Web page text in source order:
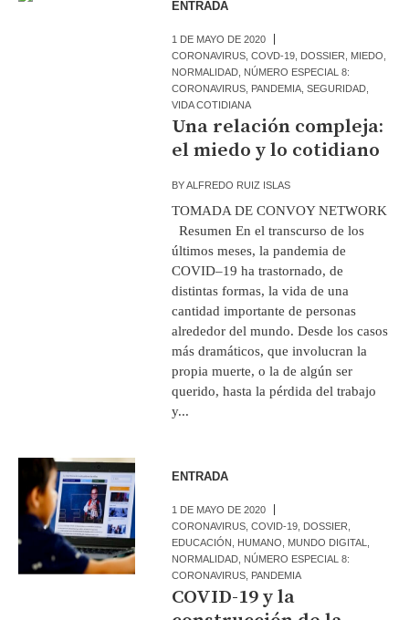
ENTRADA
1 DE MAYO DE 2020
CORONAVIRUS ,COVD-19 DOSSIER MIEDO
NORMALIDAD NÚMERO ESPECIAL 8:
CORONAVIRUS PANDEMIA ,SEGURIDAD
VIDA COTIDIANA
Una relación compleja:
el miedo y lo cotidiano
BYALFREDO RUIZ ISLAS
TOMADA DE CONVOY NETWORK
Resumen En el transcurso de los
últimos meses, la pandemia de
COVID–19 ha trastornado, de
distintas formas, la vida de una
cantidad importante de personas
alrededor del mundo. Desde los casos
más dramáticos, que involucran la
propia muerte, o la de algún ser
querido, hasta la pérdida del trabajo
y...
ENTRADA
1 DE MAYO DE 2020
CORONAVIRUS ,COVID-19 DOSSIER
EDUCACIÓN
HUMANO MUNDO DIGITAL
NORMALIDAD NÚMERO ESPECIAL 8:
CORONAVIRUS PANDEMIA
COVID-19 y la